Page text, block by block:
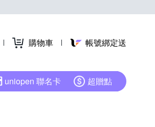
購物車 帳號綁定送
uniopen 聯名卡 超贈點